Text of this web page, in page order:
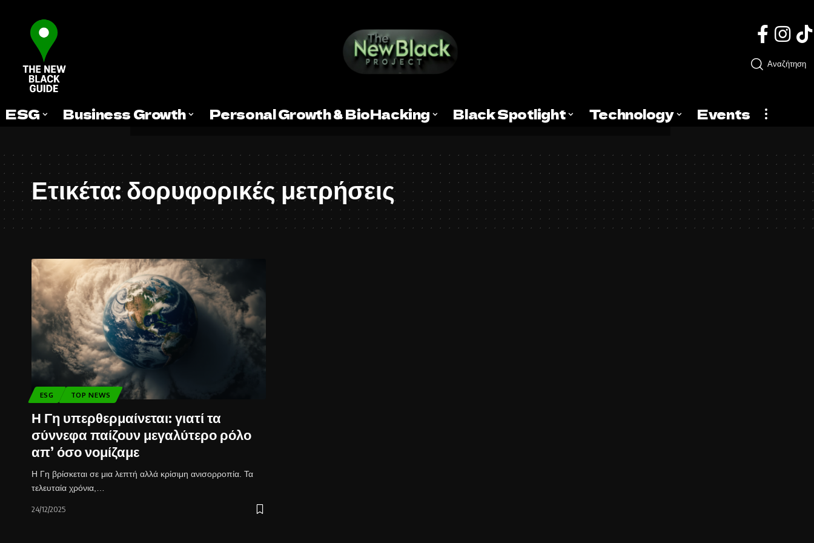
Αναζήτηση
ESG Business Growth Personal Growth & BioHacking Black Spotlight Technology Events
Ετικέτα:δορυφορικές μετρήσεις
ESG TOP NEWS
Η Γη υπερθερμαίνεται: γιατί τα
σύννεφα παίζουν μεγαλύτερο ρόλο
απ’ όσο νομίζαμε
Η Γη βρίσκεται σε μια λεπτή αλλά κρίσιμη ανισορροπία. Τα
τελευταία χρόνια,…
24/12/2025